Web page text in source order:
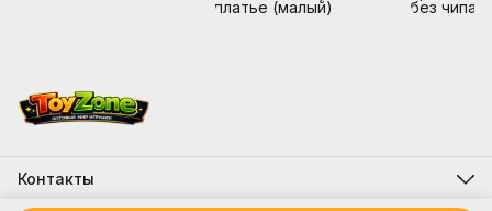
платье (малый)
без чипа
Контакты
Адрес